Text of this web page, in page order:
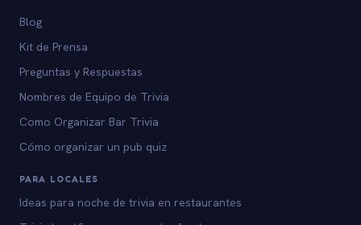
Blog
Kit de Prensa
Preguntas y Respuestas
Nombres de Equipo de Trivia
Como Organizar Bar Trivia
Cómo organizar un pub quiz
PARA LOCALES
Ideas para noche de trivia en restaurantes